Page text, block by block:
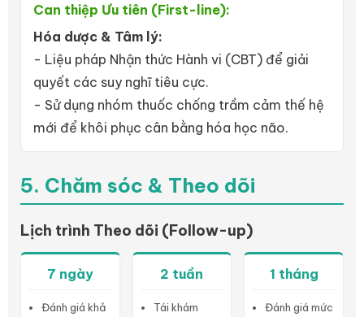
Can thiệp Ưu tiên (First-line):
Hóa dược & Tâm lý:
- Liệu pháp Nhận thức Hành vi (CBT) để giải
quyết các suy nghĩ tiêu cực.
- Sử dụng nhóm thuốc chống trầm cảm thế hệ
mới để khôi phục cân bằng hóa học não.
5. Chăm sóc & Theo dõi
Lịch trình Theo dõi (Follow-up)
7 ngày
Đánh giá khả
2 tuần
Tái khám
1 tháng
Đánh giá mức